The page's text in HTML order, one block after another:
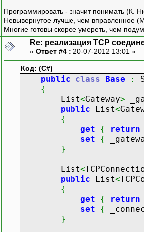
Программировать - значит понимать (К.
Невывернутое лучше, чем вправленное
Многие готовы скорее умереть, чем
Re: реализация TCP
« Ответ #4 : 20-07-2012 13:01 »
Код: (C#)
public class Base :
{
List<Gateway>
public List<
{
get
{ return
set
{
}
List<
public List<
{
get
{ return
set
{
}